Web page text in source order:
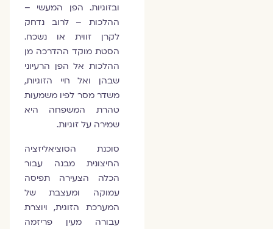
ובזוגיות. הפן המעשי –
ההלכות – לרוב נדחק
לקרן זווית או נשכח.
הסטת מוקד ההדרכה מן
ההלכות אל הפן הרעיוני
שבהן ואל חיי הזוגיות,
משדר מסר לפיו משמעות
טהרת המשפחה היא
שמירה על זוגיות.
סוכנת הסוציאליזציה
החיצונית מבנה עבור
הכלה הצעירה תפיסה
עמוקה ומעצבת של
המערכת הזוגית, ויוצרת
עבורה מעין פריזמה